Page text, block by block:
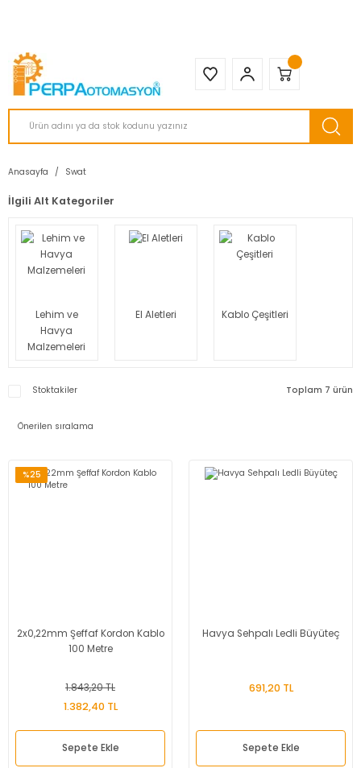
Anasayfa Swat
İlgili Alt Kategoriler
Lehim ve
Havya
Malzemeleri
El Aletleri Kablo Çeşitleri
Stoktakiler Toplam 7 ürün
%25
2x0,22mm Şeffaf Kordon Kablo
100 Metre
1.843,20 TL
1.382,40 TL
Sepete Ekle
Havya Sehpalı Ledli Büyüteç
691,20 TL
Sepete Ekle